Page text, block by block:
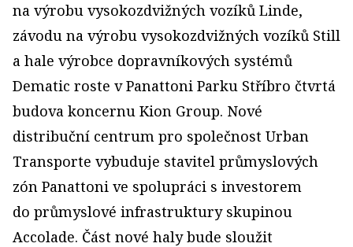
na výrobu vysokozdvižných vozíků Linde,
závodu na výrobu vysokozdvižných vozíků Still
a hale výrobce dopravníkových systémů
Dematic roste v Panattoni Parku Stříbro čtvrtá
budova koncernu Kion Group. Nové
distribuční centrum pro společnost Urban
Transporte vybuduje stavitel průmyslových
zón Panattoni ve spolupráci s investorem
do průmyslové infrastruktury skupinou
Accolade. Část nové haly bude sloužit